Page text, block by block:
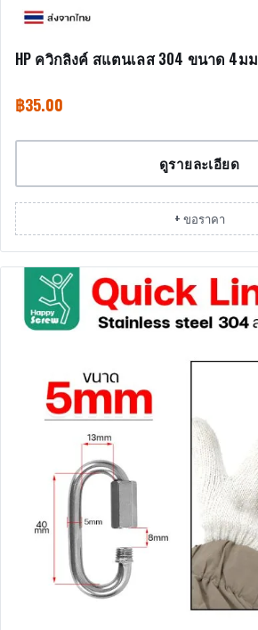
HP ควิกลิงค์ สแตนเลส 304 ขนาด 4มม
฿35.00
ดูรายละเอียด
+ ขอราคา